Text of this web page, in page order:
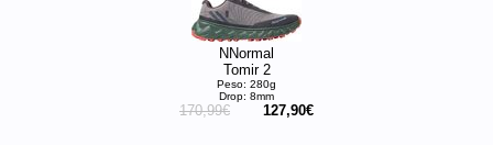
NNormal
Tomir 2
Peso: 280g
Drop: 8mm
170,99€ 127,90€